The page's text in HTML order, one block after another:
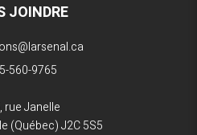
JOINDRE
560-9765
rue Janelle
(Québec)J2C 5S5